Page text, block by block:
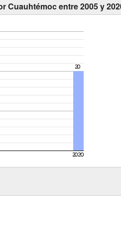
Cuauhtémoc entre 2005 y